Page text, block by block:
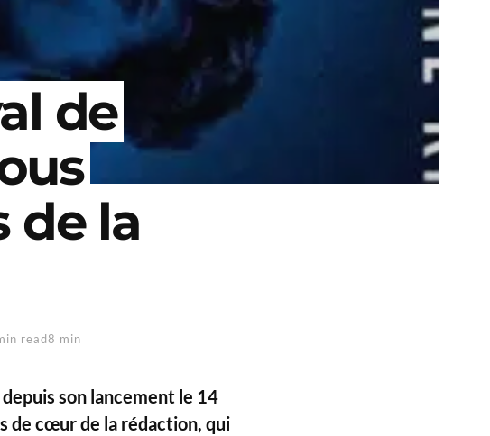
de
de la
read8 min
son lancement le 14
de cœur de la rédaction, qui